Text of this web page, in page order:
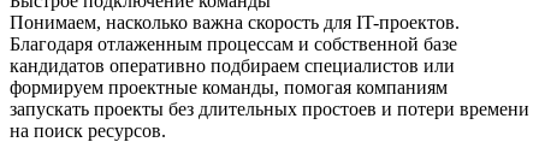
Понимаем, насколько важна скорость для IT-проектов.
Благодаря отлаженным процессам и собственной базе
кандидатов оперативно подбираем специалистов или
формируем проектные команды, помогая компаниям
запускать проекты без длительных простоев и потери времени
на поиск ресурсов.